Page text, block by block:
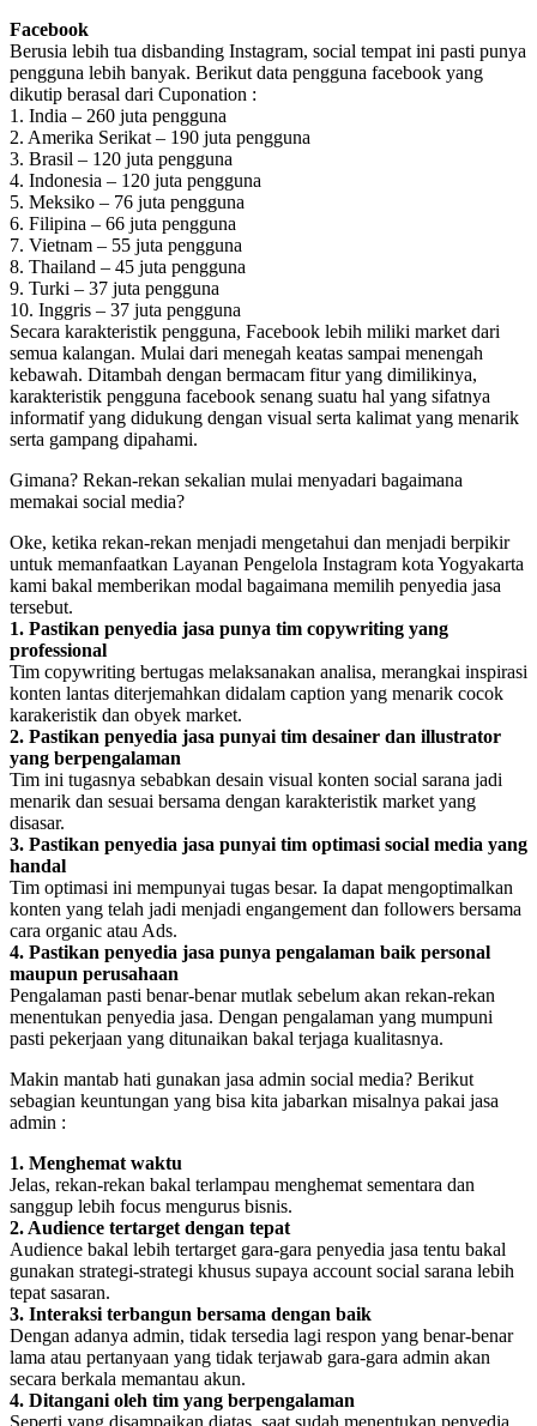
Facebook
Berusia lebih tua disbanding Instagram, social tempat ini pasti punya
pengguna lebih banyak. Berikut data pengguna facebook yang
dikutip berasal dari Cuponation :
1. India – 260 juta pengguna
2. Amerika Serikat – 190 juta pengguna
3. Brasil – 120 juta pengguna
4. Indonesia – 120 juta pengguna
5. Meksiko – 76 juta pengguna
6. Filipina – 66 juta pengguna
7. Vietnam – 55 juta pengguna
8. Thailand – 45 juta pengguna
9. Turki – 37 juta pengguna
10. Inggris – 37 juta pengguna
Secara karakteristik pengguna, Facebook lebih miliki market dari
semua kalangan. Mulai dari menegah keatas sampai menengah
kebawah. Ditambah dengan bermacam fitur yang dimilikinya,
karakteristik pengguna facebook senang suatu hal yang sifatnya
informatif yang didukung dengan visual serta kalimat yang menarik
serta gampang dipahami.
Gimana? Rekan-rekan sekalian mulai menyadari bagaimana
memakai social media?
Oke, ketika rekan-rekan menjadi mengetahui dan menjadi berpikir
untuk memanfaatkan Layanan Pengelola Instagram kota Yogyakarta
kami bakal memberikan modal bagaimana memilih penyedia jasa
tersebut.
1. Pastikan penyedia jasa punya tim copywriting yang
professional
Tim copywriting bertugas melaksanakan analisa, merangkai inspirasi
konten lantas diterjemahkan didalam caption yang menarik cocok
karakeristik dan obyek market.
2. Pastikan penyedia jasa punyai tim desainer dan illustrator
yang berpengalaman
Tim ini tugasnya sebabkan desain visual konten social sarana jadi
menarik dan sesuai bersama dengan karakteristik market yang
disasar.
3. Pastikan penyedia jasa punyai tim optimasi social media yang
handal
Tim optimasi ini mempunyai tugas besar. Ia dapat mengoptimalkan
konten yang telah jadi menjadi engangement dan followers bersama
cara organic atau Ads.
4. Pastikan penyedia jasa punya pengalaman baik personal
maupun perusahaan
Pengalaman pasti benar-benar mutlak sebelum akan rekan-rekan
menentukan penyedia jasa. Dengan pengalaman yang mumpuni
pasti pekerjaan yang ditunaikan bakal terjaga kualitasnya.
Makin mantab hati gunakan jasa admin social media? Berikut
sebagian keuntungan yang bisa kita jabarkan misalnya pakai jasa
admin :
1. Menghemat waktu
Jelas, rekan-rekan bakal terlampau menghemat sementara dan
sanggup lebih focus mengurus bisnis.
2. Audience tertarget dengan tepat
Audience bakal lebih tertarget gara-gara penyedia jasa tentu bakal
gunakan strategi-strategi khusus supaya account social sarana lebih
tepat sasaran.
3. Interaksi terbangun bersama dengan baik
Dengan adanya admin, tidak tersedia lagi respon yang benar-benar
lama atau pertanyaan yang tidak terjawab gara-gara admin akan
secara berkala memantau akun.
4. Ditangani oleh tim yang berpengalaman
Seperti yang disampaikan diatas, saat sudah menentukan penyedia